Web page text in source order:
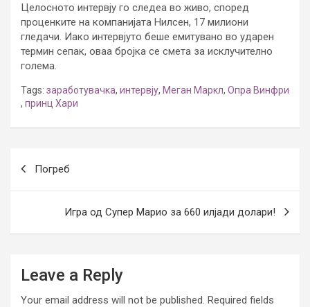
Целосното интервју го следеа во живо, според
проценките на компанијата Нилсен, 17 милиони
гледачи. Иако интервјуто беше емитувано во ударен
термин сепак, оваа бројка се смета за исклучително
голема.
Tags: заработувачка, интервју, Меган Маркл, Опра Винфри
, принц Хари
navigation
Погреб
Игра од Супер Марио за 660 илјади долари!
Leave a Reply
Your email address will not be published. Required fields